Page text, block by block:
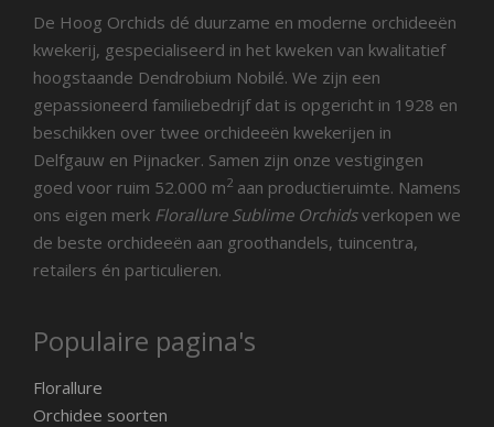
De Hoog Orchids dé duurzame en moderne orchideeën
kwekerij, gespecialiseerd in het kweken van kwalitatief
hoogstaande Dendrobium Nobilé. We zijn een
gepassioneerd familiebedrijf dat is opgericht in 1928 en
beschikken over twee orchideeën kwekerijen in
Delfgauw en Pijnacker. Samen zijn onze vestigingen
goed voor ruim 52.000 m2 aan productieruimte. Namens
ons eigen merk Florallure Sublime Orchidsverkopen we
de beste orchideeën aan groothandels, tuincentra,
retailers én particulieren.
Populaire pagina's
Florallure
Orchidee soorten